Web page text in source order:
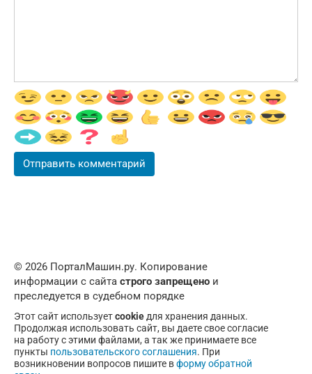
© 2026 ПорталМашин.ру. Копирование
информации с сайта строго запрещено и
преследуется в судебном порядке
Этот сайт используетcookie для хранения данных.
Продолжая использовать сайт, вы даете свое согласие
на работу с этими файлами, а так же принимаете все
пункты пользовательского соглашения. При
возникновении вопросов пишите вформу обратной